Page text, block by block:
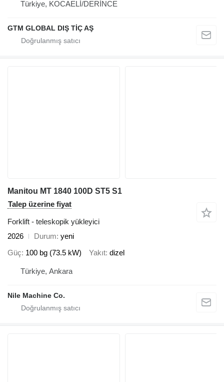
Türkiye, KOCAELİ/DERİNCE
GTM GLOBAL DIŞ TİÇ AŞ
Manitou MT 1840 100D ST5 S1
Talep üzerine fiyat
Forklift - teleskopik yükleyici
2026
Durum yeni
Güç 100 bg (73.5 kW) Yakıt dizel
Türkiye, Ankara
Nile Machine Co.